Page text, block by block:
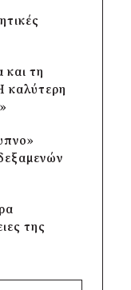
και τη
καλύτερη
της